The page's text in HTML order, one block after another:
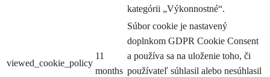
kategórii „Výkonnostné“.
viewed_cookie_policy
11
months
Súbor cookie je nastavený
doplnkom GDPR Cookie Consent
a používa sa na uloženie toho, či
používateľ súhlasil alebo nesúhlasil